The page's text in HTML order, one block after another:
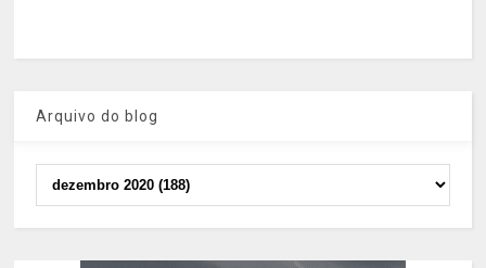
Arquivo do blog